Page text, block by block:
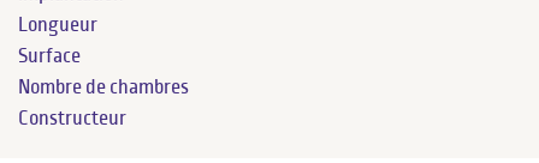
Longueur
Surface
Nombre de chambres
Constructeur